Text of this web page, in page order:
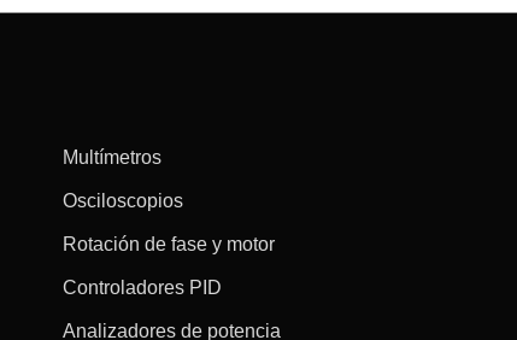
Multímetros
Osciloscopios
Rotación de fase y motor
Controladores PID
Analizadores de potencia